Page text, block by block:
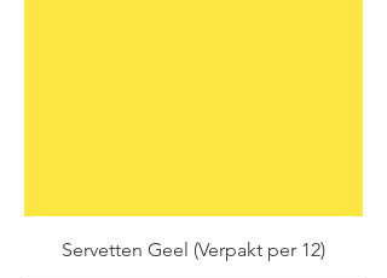
Servetten Geel (Verpakt per 12)